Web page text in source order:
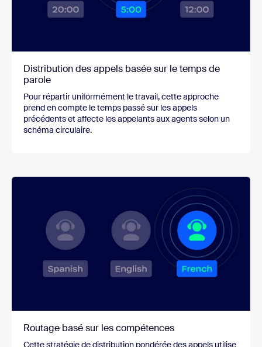
Distribution des appels basée sur le temps de
parole
Pour répartir uniformément le travail, cette approche
prend en compte le temps passé sur les appels
précédents et affecte les appelants aux agents selon un
schéma circulaire.
Routage basé sur les compétences
Cette stratégie de distribution pondérée des appels utilise